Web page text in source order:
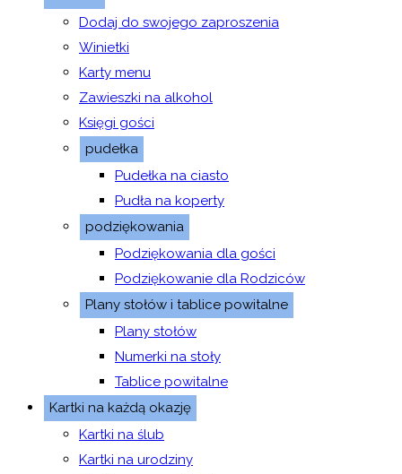
Dodaj do swojego zaproszenia
Winietki
Karty menu
Zawieszki na alkohol
Księgi gości
pudełka
Pudełka na ciasto
Pudła na koperty
podziękowania
Podziękowania dla gości
Podziękowanie dla Rodziców
Plany stołów i tablice powitalne
Plany stołów
Numerki na stoły
Tablice powitalne
Kartki na każdą okazję
Kartki na ślub
Kartki na urodziny